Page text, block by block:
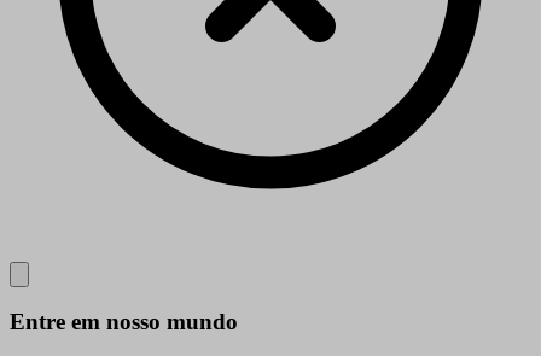
Entre em nosso mundo